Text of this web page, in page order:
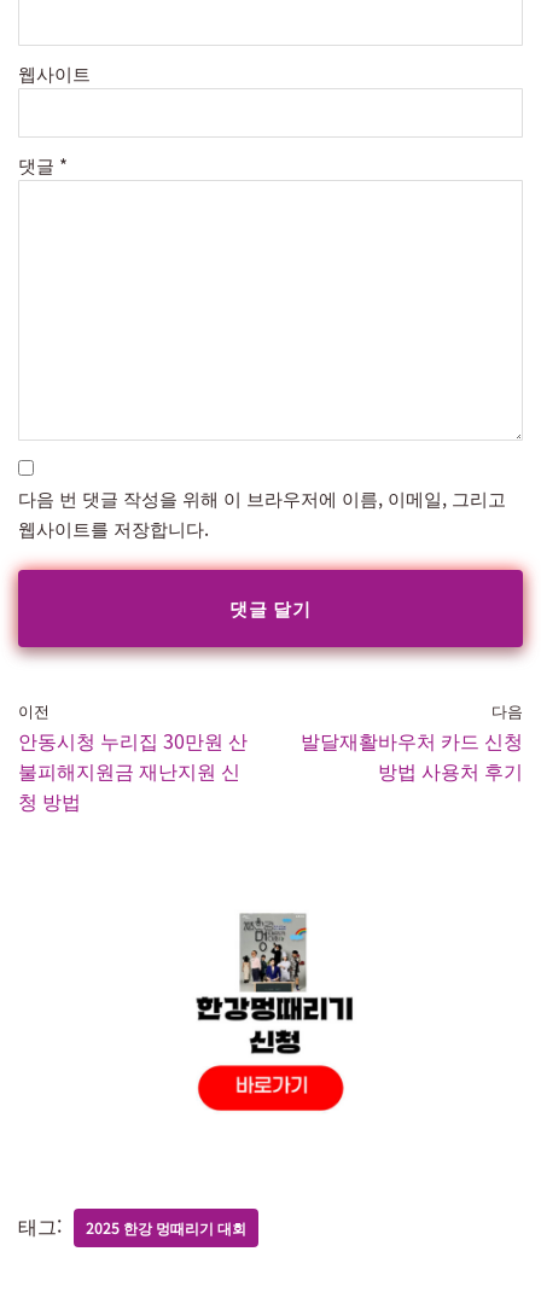
웹사이트
댓글 *
다음 번 댓글 작성을 위해 이 브라우저에 이름, 이메일, 그리고
웹사이트를 저장합니다.
이전
안동시청 누리집 30만원 산
불피해지원금 재난지원 신
청 방법
다음
발달재활바우처 카드 신청
방법 사용처 후기
태그: 2025 한강 멍때리기 대회